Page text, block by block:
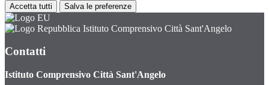
Accetta tutti Salva le preferenze
Istituto Comprensivo Città Sant'Angelo
Contatti
Istituto Comprensivo Città Sant'Angelo